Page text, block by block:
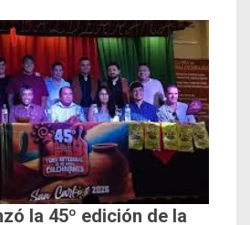
la 45º edición de la